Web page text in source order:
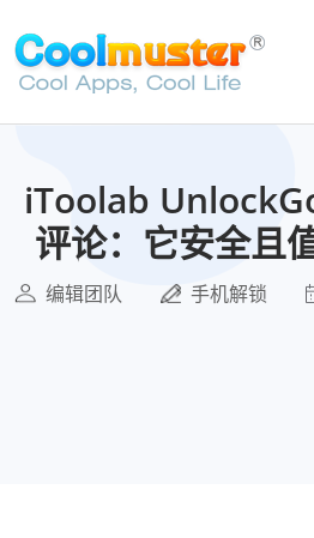
iToolab
评论：它安全且
编辑团队 手机解锁